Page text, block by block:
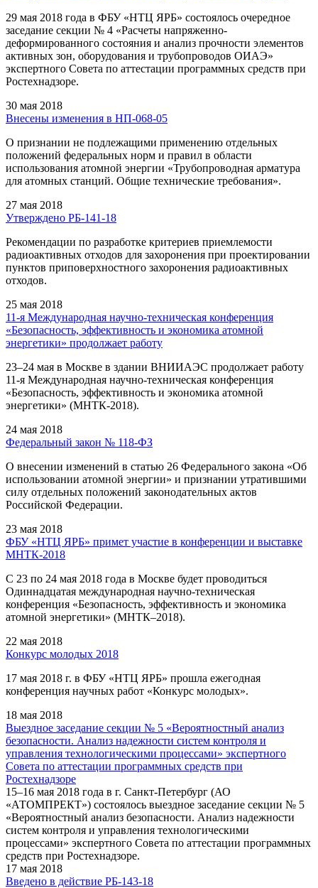
29 мая 2018 года в ФБУ «НТЦ ЯРБ» состоялось очередное
заседание секции № 4 «Расчеты напряженно-
деформированного состояния и анализ прочности элементов
активных зон, оборудования и трубопроводов ОИАЭ»
экспертного Совета по аттестации программных средств при
Ростехнадзоре.
30 мая 2018
Внесены изменения в НП-068-05
О признании не подлежащими применению отдельных
положений федеральных норм и правил в области
использования атомной энергии «Трубопроводная арматура
для атомных станций. Общие технические требования».
27 мая 2018
Утверждено РБ-141-18
Рекомендации по разработке критериев приемлемости
радиоактивных отходов для захоронения при проектировании
пунктов приповерхностного захоронения радиоактивных
отходов.
25 мая 2018
11-я Международная научно-техническая конференция
«Безопасность, эффективность и экономика атомной
энергетики» продолжает работу
23–24 мая в Москве в здании ВНИИАЭС продолжает работу
11-я Международная научно-техническая конференция
«Безопасность, эффективность и экономика атомной
энергетики» (МНТК-2018).
24 мая 2018
Федеральный закон № 118-ФЗ
О внесении изменений в статью 26 Федерального закона «Об
использовании атомной энергии» и признании утратившими
силу отдельных положений законодательных актов
Российской Федерации.
23 мая 2018
ФБУ «НТЦ ЯРБ» примет участие в конференции и выставке
МНТК-2018
C 23 по 24 мая 2018 года в Москве будет проводиться
Одиннадцатая международная научно-техническая
конференция «Безопасность, эффективность и экономика
атомной энергетики» (МНТК–2018).
22 мая 2018
Конкурс молодых 2018
17 мая 2018 г. в ФБУ «НТЦ ЯРБ» прошла ежегодная
конференция научных работ «Конкурс молодых».
18 мая 2018
Выездное заседание секции № 5 «Вероятностный анализ
безопасности. Анализ надежности систем контроля и
управления технологическими процессами» экспертного
Совета по аттестации программных средств при
Ростехнадзоре
15–16 мая 2018 года в г. Санкт-Петербург (АО
«АТОМПРЕКТ») состоялось выездное заседание секции № 5
«Вероятностный анализ безопасности. Анализ надежности
систем контроля и управления технологическими
процессами» экспертного Совета по аттестации программных
средств при Ростехнадзоре.
17 мая 2018
Введено в действие РБ-143-18